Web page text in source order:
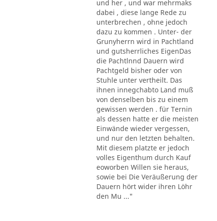
und her , und war mehrmaks
dabei , diese lange Rede zu
unterbrechen , ohne jedoch
dazu zu kommen . Unter- der
Grunyherrn wird in Pachtland
und gutsherrliches EigenDas
die Pachtlnnd Dauern wird
Pachtgeld bisher oder von
Stuhle unter vertheilt. Das
ihnen innegchabto Land muß
von denselben bis zu einem
gewissen werden . für Ternin
als dessen hatte er die meisten
Einwände wieder vergessen,
und nur den letzten behalten.
Mit diesem platzte er jedoch
volles Eigenthum durch Kauf
eoworben Willen sie heraus,
sowie bei Die Veräußerung der
Dauern hört wider ihren Löhr
den Mu ..."